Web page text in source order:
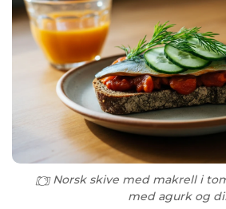
Norsk skive med makrell i
med agurk og